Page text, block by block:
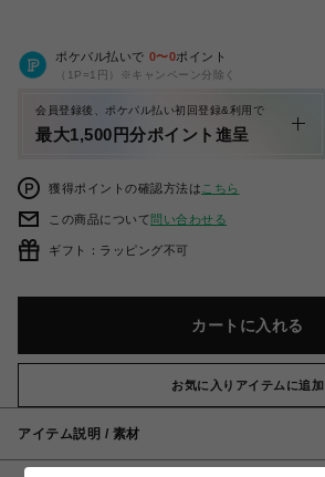
ポケパル払いで 0〜0ポイント
（1P=1円）※キャンペーン分除く
会員登録後、ポケパル払い初回登録&利用で
最大1,500円分ポイント進呈
獲得ポイントの確認方法は こちら
この商品について問い合わせる
ギフト：ラッピング不可
カートに入れる
お気に入りアイテムに追加
アイテム説明 / 素材